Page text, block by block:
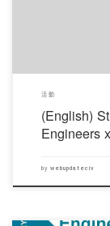
活動
(English)
Engineers
by webupdateciv